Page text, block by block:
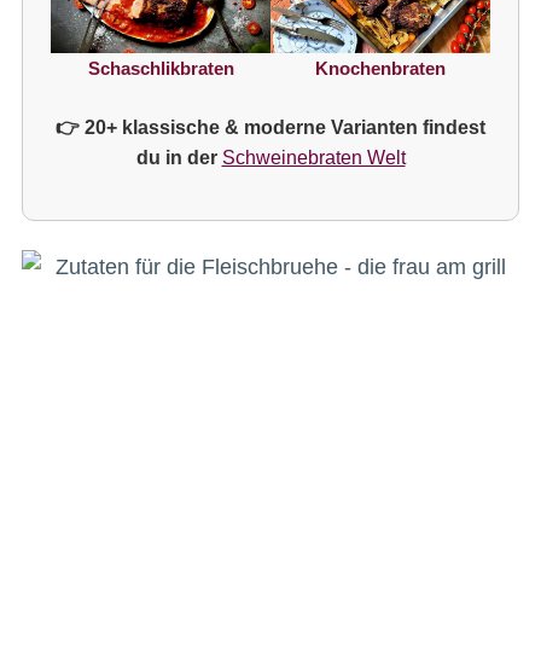
Schaschlikbraten Knochenbraten
👉 20+ klassische & moderne Varianten findest
du in der Schweinebraten Welt